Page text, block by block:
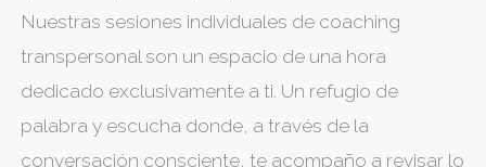
Nuestras sesiones individuales de coaching
transpersonal son un espacio de una hora
dedicado exclusivamente a ti. Un refugio de
palabra y escucha donde, a través de la
conversación consciente, te acompaño a revisar lo